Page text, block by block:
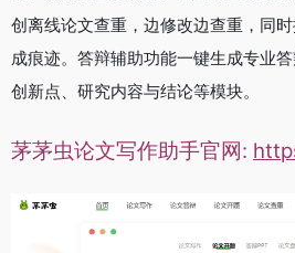
创离线论文查重，边修改边查重，同
成痕迹。答辩辅助功能一键生成专业
创新点、研究内容与结论等模块。
茅茅虫论文写作助手官网: